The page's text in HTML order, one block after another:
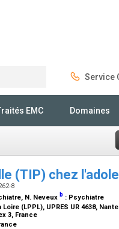
Service
EMC Domaines
(TIP) chez
8
, N. Neveux b : Psychiatre
(LPPL), UPRES UR 4638,
3, France